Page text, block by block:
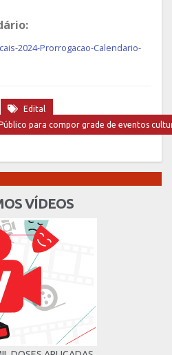
2024-Prorrogacao-Calendario-
Edital
para compor grade de eventos
VÍDEOS